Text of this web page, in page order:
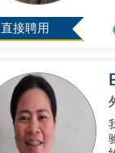
直接聘用